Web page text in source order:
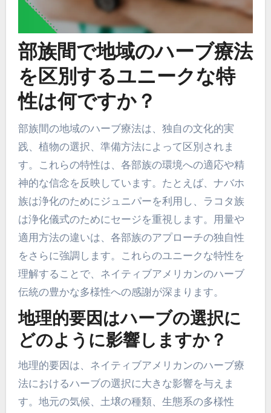
部族間で地域のハーブ療法
を区別するユニークな特
性は何ですか？
部族間の地域のハーブ療法は、独自の文化的実
践、植物の選択、準備方法によって区別されま
す。これらの特性は、各部族の環境への適応や精
神的な信念を反映しています。たとえば、ナバホ
族は浄化のためにジュニパーを利用し、ラコタ族
は浄化儀式のためにセージを重視します。用量や
適用方法の違いは、各部族のアプローチの独自性
をさらに強調します。これらのユニークな特性を
理解することで、ネイティブアメリカンのハーブ
伝統の豊かな多様性への感謝が深まります。
地理的要因はハーブの選択に
どのように影響しますか？
地理的要因は、ネイティブアメリカンのハーブ療
法におけるハーブの選択に大きな影響を与えま
す。地元の気候、土壌の種類、生態系の多様性